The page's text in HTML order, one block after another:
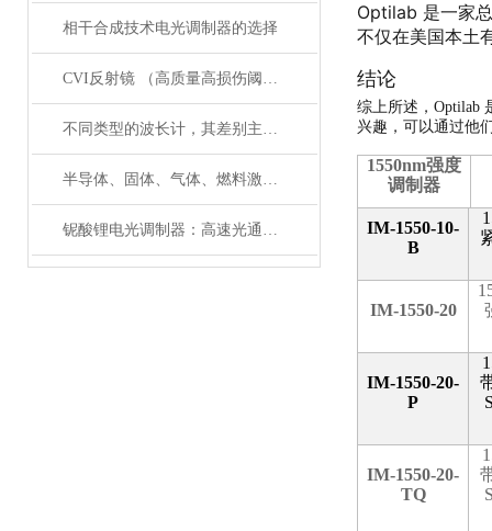
相干合成技术电光调制器的选择
CVI反射镜 （高质量高损伤阈值反射镜）产品介绍
不同类型的波长计，其差别主要体现在以下这些地方
半导体、固体、气体、燃料激光器有哪些典型应用？
铌酸锂电光调制器：高速光通信的关键技术
Optilab 是一家
不仅在美国本土
结论
综上所述，Optilab
兴趣，可以通过他
1550nm强度
调制器
IM-1550-10-
B
IM-1550-20
IM-1550-20-
P
IM-1550-20-
TQ